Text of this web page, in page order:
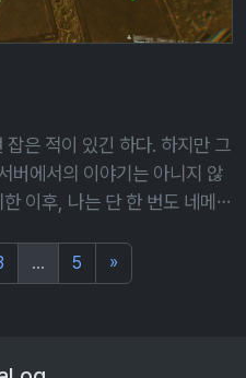
은 적이 있긴 하다. 하지만 그
버에서의 이야기는 아니지 않
이후, 나는 단 한 번도 네메시
... 5 »